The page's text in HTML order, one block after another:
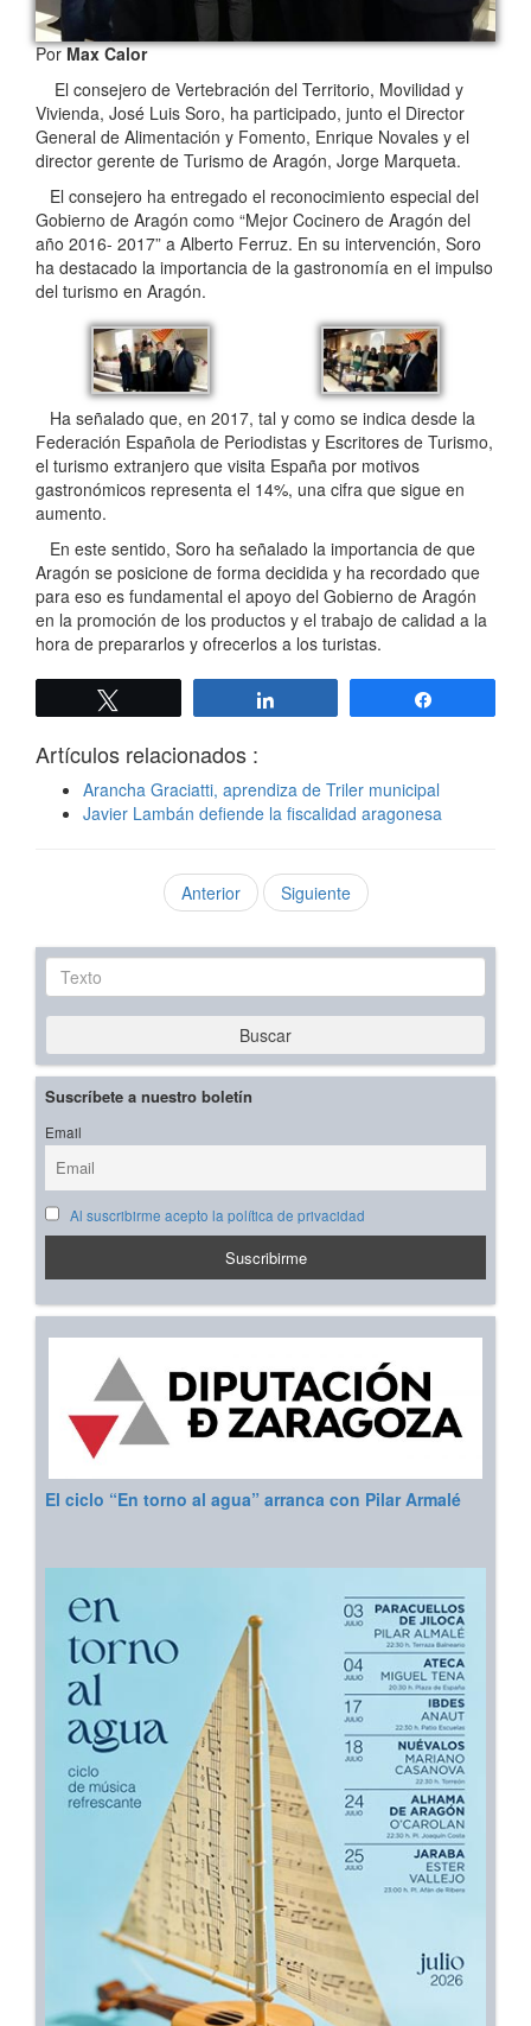
PorMax Calor
El consejero de Vertebración del Territorio, Movilidad y
Vivienda, José Luis Soro, ha participado, junto el Director
General de Alimentación y Fomento, Enrique Novales y el
director gerente de Turismo de Aragón, Jorge Marqueta.
El consejero ha entregado el reconocimiento especial del
Gobierno de Aragón como “Mejor Cocinero de Aragón del
año 2016- 2017” a Alberto Ferruz. En su intervención, Soro
ha destacado la importancia de la gastronomía en el impulso
del turismo en Aragón.
Ha señalado que, en 2017, tal y como se indica desde la
Federación Española de Periodistas y Escritores de Turismo,
el turismo extranjero que visita España por motivos
gastronómicos representa el 14%, una cifra que sigue en
aumento.
En este sentido, Soro ha señalado la importancia de que
Aragón se posicione de forma decidida y ha recordado que
para eso es fundamental el apoyo del Gobierno de Aragón
en la promoción de los productos y el trabajo de calidad a la
hora de prepararlos y ofrecerlos a los turistas.
Artículos relacionados :
Arancha Graciatti, aprendiza de Triler municipal
Javier Lambán defiende la fiscalidad aragonesa
Anterior Siguiente
Texto
Buscar
Suscríbete a nuestro boletín
Email
Al suscribirme acepto la política de privacidad
El ciclo “En torno al agua” arranca con Pilar Armalé